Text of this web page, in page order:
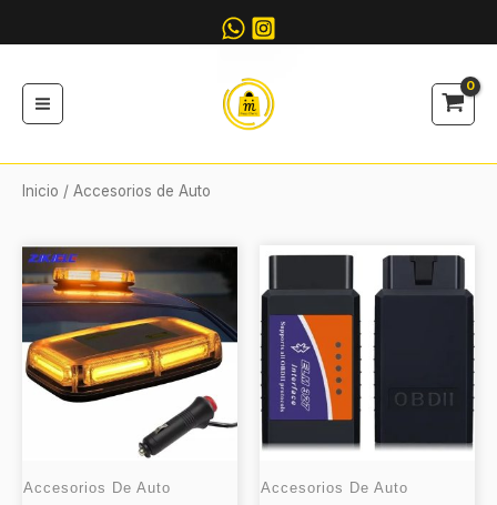
al
Inicio / Accesorios de Auto
Accesorios De Auto Accesorios De Auto